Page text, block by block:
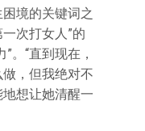
境的关键词之
次打女人”的
。“直到现在，
，但我绝对不
想让她清醒一